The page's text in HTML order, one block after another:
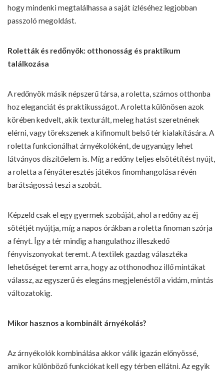
hogy mindenki megtalálhassa a saját ízléséhez legjobban
passzoló megoldást.
Roletták és redőnyök: otthonosság és praktikum
találkozása
A redőnyök másik népszerű társa, a roletta, számos otthonba
hoz eleganciát és praktikusságot. A roletta különösen azok
körében kedvelt, akik texturált, meleg hatást szeretnének
elérni, vagy törekszenek a kifinomult belső tér kialakítására. A
roletta funkcionálhat árnyékolóként, de ugyanúgy lehet
látványos díszítőelem is. Míg a redőny teljes elsötétítést nyújt,
a roletta a fényáteresztés játékos finomhangolása révén
barátságossá teszi a szobát.
Képzeld csak el egy gyermek szobáját, ahol a redőny az éj
sötétjét nyújtja, míg a napos órákban a roletta finoman szórja
a fényt. Így a tér mindig a hangulathoz illeszkedő
fényviszonyokat teremt. A textilek gazdag választéka
lehetőséget teremt arra, hogy az otthonodhoz illő mintákat
válassz, az egyszerű és elegáns megjelenéstől a vidám, mintás
változatokig.
Mikor hasznos a kombinált árnyékolás?
Az árnyékolók kombinálása akkor válik igazán előnyössé,
amikor különböző funkciókat kell egy térben ellátni. Az egyik